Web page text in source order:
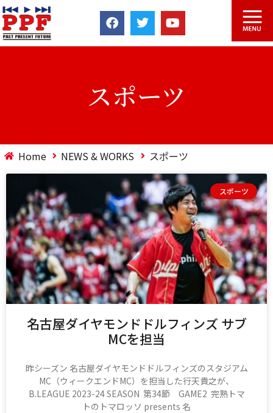
スポーツ
Home NEWS & WORKS スポーツ
スポーツ
名古屋ダイヤモンドドルフィンズ サブ
MCを担当
昨シーズン 名古屋ダイヤモンドドルフィンズのスタジアム
MC（ウィークエンドMC）を担当した行天貴之が、
B.LEAGUE 2023-24 SEASON 第34節 GAME2 完熟トマ
トのトマロッソ presents 名